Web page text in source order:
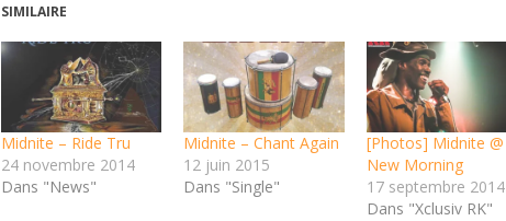
SIMILAIRE
Midnite – Ride Tru
24 novembre 2014
Dans "News"
Midnite – Chant Again
12 juin 2015
Dans "Single"
[Photos] Midnite @
New Morning
17 septembre 2014
Dans "Xclusiv RK"